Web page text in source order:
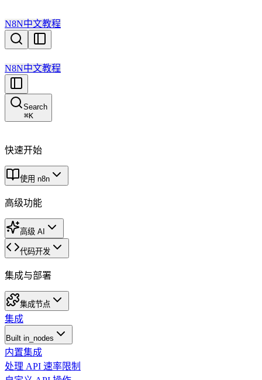
N8N中文教程
N8N中文教程
Search
⌘K
快速开始
使用 n8n
高级功能
高级 AI
代码开发
集成与部署
集成节点
集成
Built in_nodes
内置集成
处理 API 速率限制